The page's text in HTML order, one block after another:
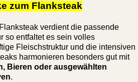
zum Flanksteak
verdient die passende
so entfaltet es sein volles
Fleischstruktur und die intensiven
harmonieren besonders gut mit
Bieren oder ausgewählten
.